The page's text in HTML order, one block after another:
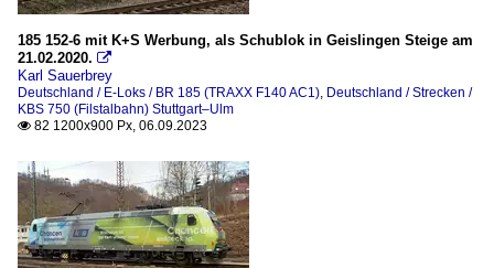
185 152-6 mit K+S Werbung, als Schublok in Geislingen Steige am
21.02.2020. 
Karl Sauerbrey
Deutschland / E-Loks / BR 185 (TRAXX F140 AC1) Deutschland / Strecken /
KBS 750 (Filstalbahn) Stuttgart–Ulm
 82 1200x900 Px, 06.09.2023